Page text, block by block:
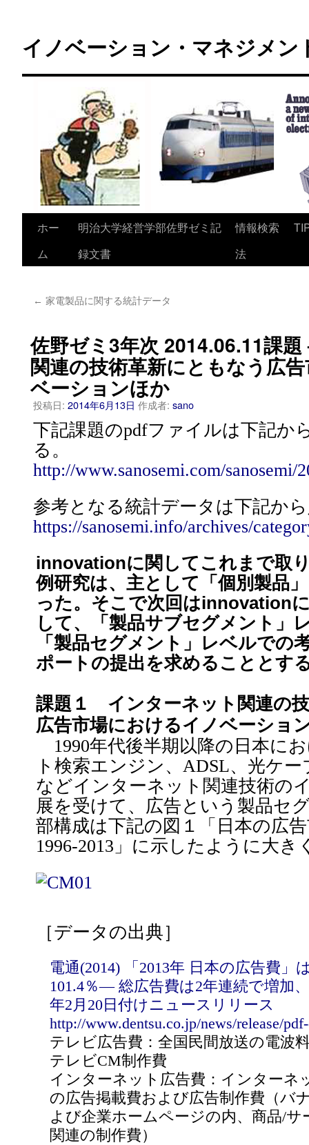
テ
イノベーション・マネジメン
ホー
ム
明治大学経営学部佐野ゼミ記
録文書
情報検索
法
← 家電製品に関する統計データ
佐野ゼミ3年次 2014.06.11課
関連の技術革新にともなう広
ベーションほか
投稿日: 2014年6月13日 作成者: sano
下記課題のpdfファイルは下記か
る。
http://www.sanosemi.com/sanosemi/
参考となる統計データは下記か
https://sanosemi.info/archives/
innovationに関してこれまで取
例研究は、主として「個別製品
った。そこで次回はinnovation
して、「製品サブセグメント」
「製品セグメント」レベルでの
ポートの提出を求めることとす
課題１ インターネット関連の
広告市場におけるイノベーショ
1990年代後半期以降の日本に
ト検索エンジン、ADSL、光ケ
などインターネット関連技術の
展を受けて、広告という製品セ
部構成は下記の図１「日本の広
1996-2013」に示したように大き
［データの出典］
電通(2014) 「2013年 日本の広告費」
101.4％― 総広告費は2年連続で増加
年2月20日付けニュースリリース
http://www.dentsu.co.jp/news/release/
テレビ広告費：全国民間放送の電波
テレビCM制作費
インターネット広告費：インターネ
の広告掲載費および広告制作費（バ
よび企業ホームページの内、商品/
関連の制作費）